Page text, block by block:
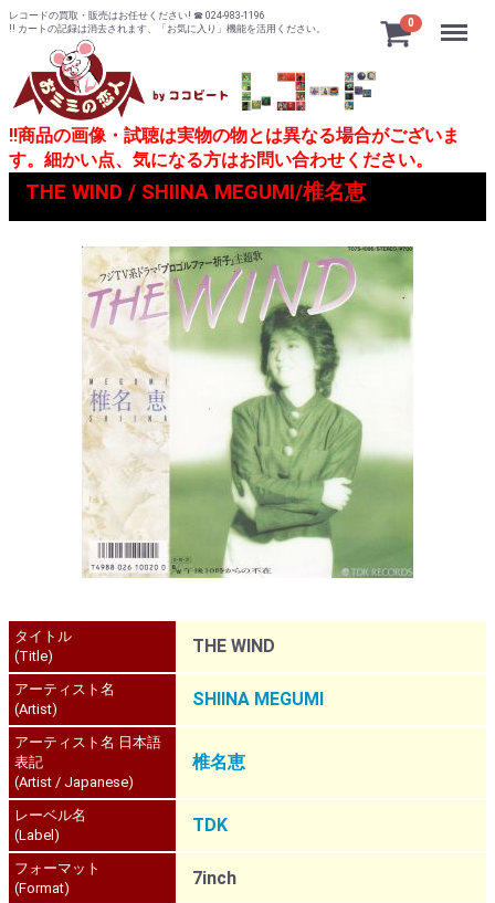
レコードの買取・販売はお任せください! ☎ 024-983-1196
!! カートの記録は消去されます、「お気に入り」機能を活用ください。
0 Menu
!!商品の画像・試聴は実物の物とは異なる場合がございま
す。細かい点、気になる方はお問い合わせください。
THE WIND / SHIINA MEGUMI/椎名恵
タイトル
(Title)
THE WIND
アーティスト名
(Artist)
SHIINA MEGUMI
アーティスト名 日本語
表記
(Artist / Japanese)
椎名恵
レーベル名
(Label)
TDK
フォーマット
(Format)
7inch